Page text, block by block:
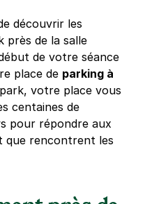
de Strasbourg -
Kageneck
découvrir les
près de la salle
de votre séance
place de parking à
votre place vous
centaines de
pour répondre aux
que rencontrent les